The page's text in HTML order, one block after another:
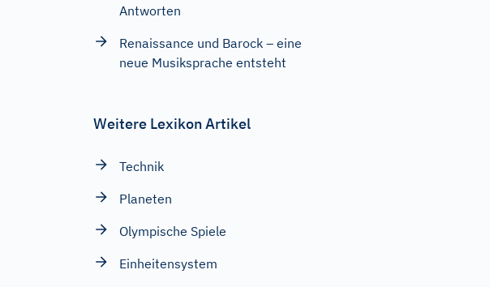
Antworten
Renaissance und Barock – eine
neue Musiksprache entsteht
Weitere Lexikon Artikel
Technik
Planeten
Olympische Spiele
Einheitensystem